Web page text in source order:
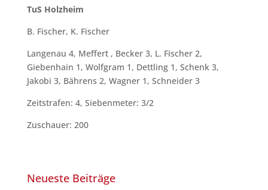
TuS Holzheim
B. Fischer, K. Fischer
Langenau 4, Meffert , Becker 3, L. Fischer 2,
Giebenhain 1, Wolfgram 1, Dettling 1, Schenk 3,
Jakobi 3, Bährens 2, Wagner 1, Schneider 3
Zeitstrafen: 4, Siebenmeter: 3/2
Zuschauer: 200
Neueste Beiträge